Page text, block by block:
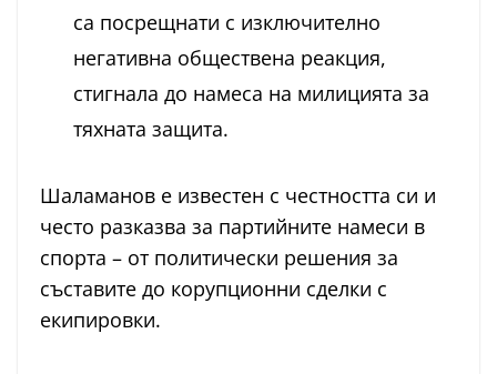
са посрещнати с изключително
негативна обществена реакция,
стигнала до намеса на милицията за
тяхната защита.
Шаламанов е известен с честността си и
често разказва за партийните намеси в
спорта – от политически решения за
съставите до корупционни сделки с
екипировки.